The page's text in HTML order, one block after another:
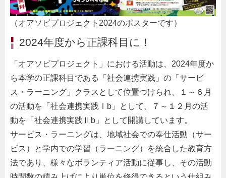
（オアソビプロジェクト2024のポスターです）
2024年度から正課科目に！
「オアソビプロジェクト」における活動は、2024年度か
ら本学の正課科目である「社会連携実践」の「サービ
ス・ラーニング」クラスとして位置づけられ、１～６月
の活動を「社会連携実践Ⅰb」として、７～１２月の活
動を「社会連携実践Ⅱb」として開講しています。
サービス・ラーニングは、地域社会での奉仕活動（サー
ビス）と学内での学習（ラーニング）を統合した教育方
法であり、様々なボランティア活動に従事し、その活動